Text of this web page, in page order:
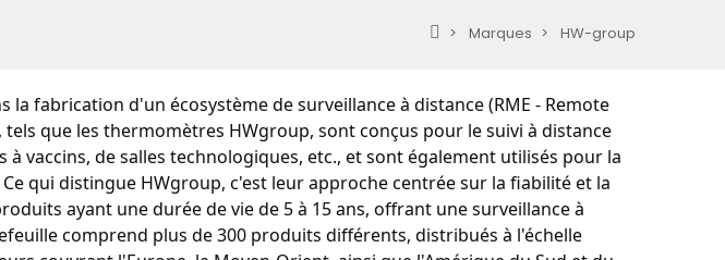
Marques HW-group
la fabrication d'un écosystème de surveillance à distance (RME - Remote
que les thermomètres HWgroup, sont conçus pour le suivi à distance
vaccins, de salles technologiques, etc., et sont également utilisés pour la
qui distingue HWgroup, c'est leur approche centrée sur la fiabilité et la
ayant une durée de vie de 5 à 15 ans, offrant une surveillance à
comprend plus de 300 produits différents, distribués à l'échelle